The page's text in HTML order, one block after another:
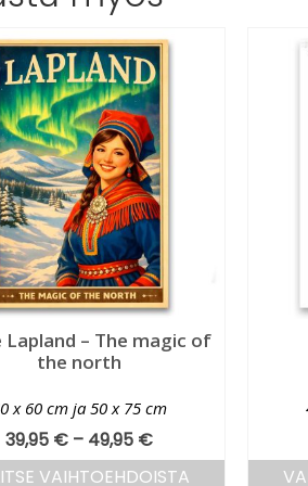
Lapland – The magic of
the north
x 60 cm ja 50 x 75 cm
39,95 € – 49,95 €
VAIHTOEHDOISTA